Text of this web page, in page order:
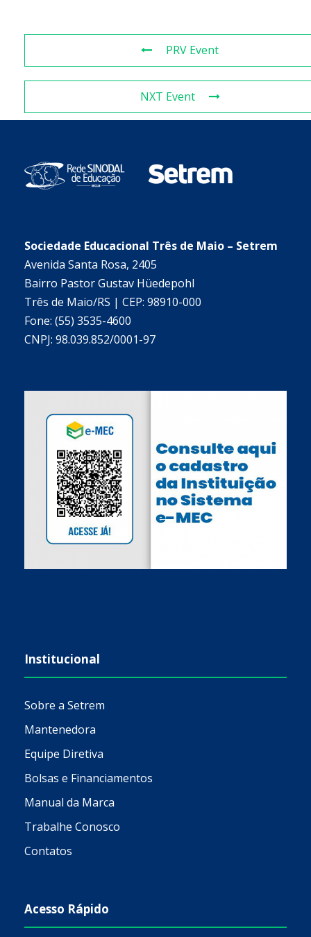
PRV Event
NXT Event
Sociedade Educacional Três de Maio – Setrem
Avenida Santa Rosa, 2405
Bairro Pastor Gustav Hüedepohl
Três de Maio/RS | CEP: 98910-000
Fone: (55) 3535-4600
CNPJ: 98.039.852/0001-97
Institucional
Sobre a Setrem
Mantenedora
Equipe Diretiva
Bolsas e Financiamentos
Manual da Marca
Trabalhe Conosco
Contatos
Acesso Rápido